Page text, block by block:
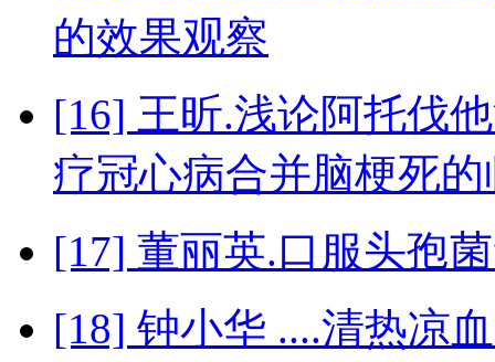
的效果观察
[16] 王昕.浅论阿托伐
疗冠心病合并脑梗死的
[17] 董丽英.口服头孢
[18] 钟小华 ....清热凉